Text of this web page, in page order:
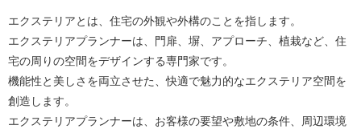
エクステリアとは、住宅の外観や外構のことを指します。
エクステリアプランナーは、門扉、塀、アプローチ、植栽など、住
宅の周りの空間をデザインする専門家です。
機能性と美しさを両立させた、快適で魅力的なエクステリア空間を
創造します。
エクステリアプランナーは、お客様の要望や敷地の条件、周辺環境